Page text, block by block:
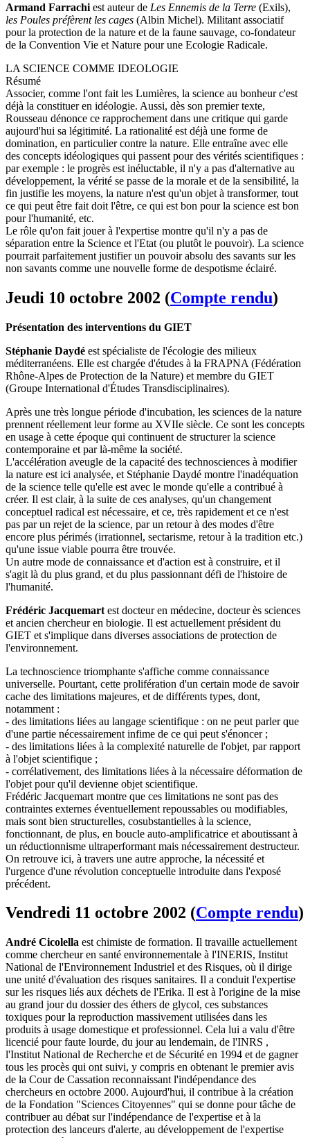
Armand Farrachi est auteur de Les Ennemis de la Terre (Exils),
les Poules préfèrent les cages (Albin Michel). Militant associatif
pour la protection de la nature et de la faune sauvage, co-fondateur
de la Convention Vie et Nature pour une Ecologie Radicale.
LA SCIENCE COMME IDEOLOGIE
Résumé
Associer, comme l'ont fait les Lumières, la science au bonheur c'est
déjà la constituer en idéologie. Aussi, dès son premier texte,
Rousseau dénonce ce rapprochement dans une critique qui garde
aujourd'hui sa légitimité. La rationalité est déjà une forme de
domination, en particulier contre la nature. Elle entraîne avec elle
des concepts idéologiques qui passent pour des vérités scientifiques :
par exemple : le progrès est inéluctable, il n'y a pas d'alternative au
développement, la vérité se passe de la morale et de la sensibilité, la
fin justifie les moyens, la nature n'est qu'un objet à transformer, tout
ce qui peut être fait doit l'être, ce qui est bon pour la science est bon
pour l'humanité, etc.
Le rôle qu'on fait jouer à l'expertise montre qu'il n'y a pas de
séparation entre la Science et l'Etat (ou plutôt le pouvoir). La science
pourrait parfaitement justifier un pouvoir absolu des savants sur les
non savants comme une nouvelle forme de despotisme éclairé.
Jeudi 10 octobre 2002 (Compte rendu)
Présentation des interventions du GIET
Stéphanie Daydé est spécialiste de l'écologie des milieux
méditerranéens. Elle est chargée d'études à la FRAPNA (Fédération
Rhône-Alpes de Protection de la Nature) et membre du GIET
(Groupe International d'Études Transdisciplinaires).
Après une très longue période d'incubation, les sciences de la nature
prennent réellement leur forme au XVIIe siècle. Ce sont les concepts
en usage à cette époque qui continuent de structurer la science
contemporaine et par là-même la société.
L'accélération aveugle de la capacité des technosciences à modifier
la nature est ici analysée, et Stéphanie Daydé montre l'inadéquation
de la science telle qu'elle est avec le monde qu'elle a contribué à
créer. Il est clair, à la suite de ces analyses, qu'un changement
conceptuel radical est nécessaire, et ce, très rapidement et ce n'est
pas par un rejet de la science, par un retour à des modes d'être
encore plus périmés (irrationnel, sectarisme, retour à la tradition etc.)
qu'une issue viable pourra être trouvée.
Un autre mode de connaissance et d'action est à construire, et il
s'agit là du plus grand, et du plus passionnant défi de l'histoire de
l'humanité.
Frédéric Jacquemart est docteur en médecine, docteur ès sciences
et ancien chercheur en biologie. Il est actuellement président du
GIET et s'implique dans diverses associations de protection de
l'environnement.
La technoscience triomphante s'affiche comme connaissance
universelle. Pourtant, cette prolifération d'un certain mode de savoir
cache des limitations majeures, et de différents types, dont,
notamment :
- des limitations liées au langage scientifique : on ne peut parler que
d'une partie nécessairement infime de ce qui peut s'énoncer ;
- des limitations liées à la complexité naturelle de l'objet, par rapport
à l'objet scientifique ;
- corrélativement, des limitations liées à la nécessaire déformation de
l'objet pour qu'il devienne objet scientifique.
Frédéric Jacquemart montre que ces limitations ne sont pas des
contraintes externes éventuellement repoussables ou modifiables,
mais sont bien structurelles, cosubstantielles à la science,
fonctionnant, de plus, en boucle auto-amplificatrice et aboutissant à
un réductionnisme ultraperformant mais nécessairement destructeur.
On retrouve ici, à travers une autre approche, la nécessité et
l'urgence d'une révolution conceptuelle introduite dans l'exposé
précédent.
Vendredi 11 octobre 2002 (Compte rendu)
André Cicolella est chimiste de formation. Il travaille actuellement
comme chercheur en santé environnementale à l'INERIS, Institut
National de l'Environnement Industriel et des Risques, où il dirige
une unité d'évaluation des risques sanitaires. Il a conduit l'expertise
sur les risques liés aux déchets de l'Erika. Il est à l'origine de la mise
au grand jour du dossier des éthers de glycol, ces substances
toxiques pour la reproduction massivement utilisées dans les
produits à usage domestique et professionnel. Cela lui a valu d'être
licencié pour faute lourde, du jour au lendemain, de l'INRS ,
l'Institut National de Recherche et de Sécurité en 1994 et de gagner
tous les procès qui ont suivi, y compris en obtenant le premier avis
de la Cour de Cassation reconnaissant l'indépendance des
chercheurs en octobre 2000. Aujourd'hui, il contribue à la création
de la Fondation "Sciences Citoyennes" qui se donne pour tâche de
contribuer au débat sur l'indépendance de l'expertise et à la
protection des lanceurs d'alerte, au développement de l'expertise